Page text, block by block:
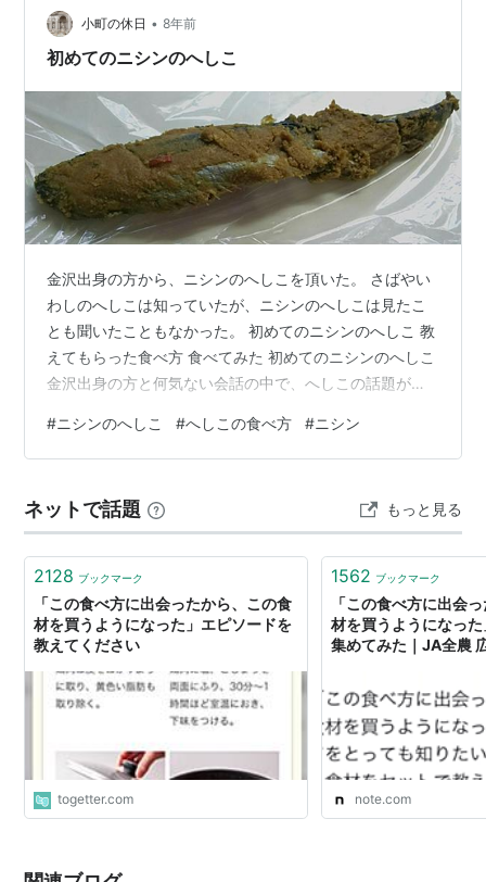
小町の休日 • 8年前
初めてのニシンのへしこ
金沢出身の方から、ニシンのへしこを頂いた。 さばやい
わしのへしこは知っていたが、ニシンのへしこは見たこ
とも聞いたこともなかった。 初めてのニシンのへしこ 教
えてもらった食べ方 食べてみた 初めてのニシンのへしこ
金沢出身の方と何気ない会話の中で、へしこの話題が出
クしているほどだとか。 ニシンのへしこなんかあんの⁉️
初めて聞いたわぁ。 と、いう私の反応を見て、1度食べて
したもので、さばのへしこは昔食べたことがある。 とて
も塩辛くて、お茶漬けにして食べた記憶がある。 臭いよ
りも、塩辛さの方が残…
#ニシンのへしこ #へしこの食べ方 #ニシン
ネットで話題 もっと見る
2128 ブックマーク
「この食べ方に出会ったから、この食
材を買うようになった」エピソードを
教えてください
togetter.com
1562 ブックマーク
「この食べ方に出会
材を買うようになっ
集めてみた｜JA全農
note.com